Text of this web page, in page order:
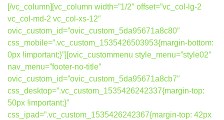
[/vc_column][vc_column width=”1/2″ offset=”vc_col-lg-2
vc_col-md-2 vc_col-xs-12″
ovic_custom_id=”ovic_custom_5da95671a8c80″
css_mobile=”.vc_custom_1535426503953{margin-bottom:
0px !important;}”][ovic_custommenu style_menu=”style02″
nav_menu=”footer-no-title”
ovic_custom_id=”ovic_custom_5da95671a8cb7″
css_desktop=”.vc_custom_1535426242337{margin-top:
50px !important;}”
css_ipad=”.vc_custom_1535426242367{margin-top: 42px